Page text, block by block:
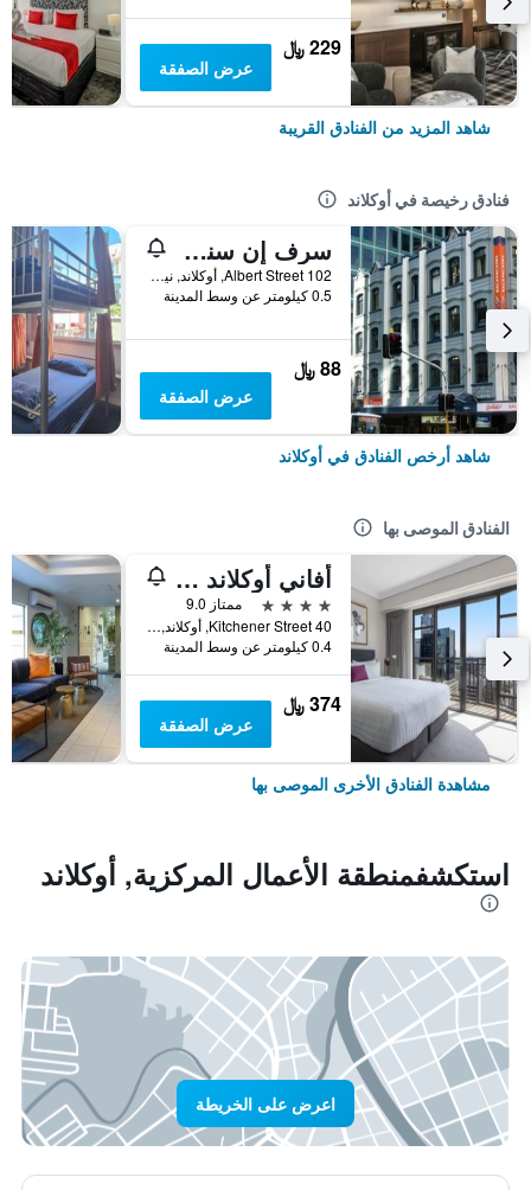
229 ﷼
عرض الصفقة
شاهد المزيد من الفنادق القريبة
فنادق رخيصة في أوكلاند
سرف إن سنو باكباكرز - هوستل
102 Albert Street, أوكلاند, نيوزيلندا
0.5 كيلومتر عن وسط المدينة
88 ﷼
عرض الصفقة
شاهد أرخص الفنادق في أوكلاند
الفنادق الموصى بها
أفاني أوكلاند متروبوليس ريزيدنسيز
4 نجوم
ممتاز 9.0
40 Kitchener Street, أوكلاند, نيوزيلندا
0.4 كيلومتر عن وسط المدينة
374 ﷼
عرض الصفقة
مشاهدة الفنادق الأخرى الموصى بها
استكشفمنطقة الأعمال المركزية, أوكلاند
اعرض على الخريطة